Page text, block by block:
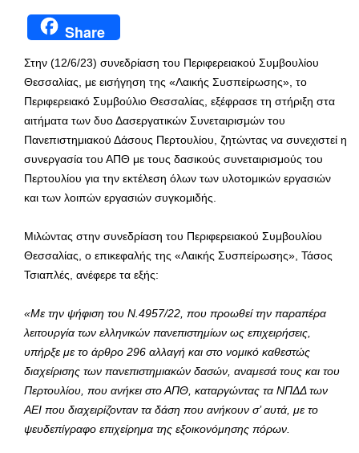
Share
Στην (12/6/23) συνεδρίαση του Περιφερειακού Συμβουλίου
Θεσσαλίας, με εισήγηση της «Λαικής Συσπείρωσης», το
Περιφερειακό Συμβούλιο Θεσσαλίας, εξέφρασε τη στήριξη στα
αιτήματα των δυο Δασεργατικών Συνεταιρισμών του
Πανεπιστημιακού Δάσους Περτουλίου, ζητώντας να συνεχιστεί η
συνεργασία του ΑΠΘ με τους δασικούς συνεταιρισμούς του
Περτουλίου για την εκτέλεση όλων των υλοτομικών εργασιών
και των λοιπών εργασιών συγκομιδής.
Μιλώντας στην συνεδρίαση του Περιφερειακού Συμβουλίου
Θεσσαλίας, ο επικεφαλής της «Λαικής Συσπείρωσης», Τάσος
Τσιαπλές, ανέφερε τα εξής:
«Με την ψήφιση του Ν.4957/22, που προωθεί την παραπέρα
λειτουργία των ελληνικών πανεπιστημίων ως επιχειρήσεις,
υπήρξε με το άρθρο 296 αλλαγή και στο νομικό καθεστώς
διαχείρισης των πανεπιστημιακών δασών, αναμεσά τους και του
Περτουλίου, που ανήκει στο ΑΠΘ, καταργώντας τα ΝΠΔΔ των
ΑΕΙ που διαχειρίζονταν τα δάση που ανήκουν σ’ αυτά, με το
ψευδεπίγραφο επιχείρημα της εξοικονόμησης πόρων.